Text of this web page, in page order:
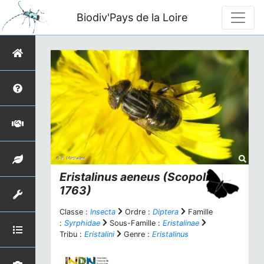
Biodiv'Pays de la Loire
Eristalinus aeneus (Scopoli,
1763)
Classe : Insecta Ordre : Diptera
Famille
: Syrphidae Sous-Famille : Eristalinae
Tribu : Eristalini Genre : Eristalinus